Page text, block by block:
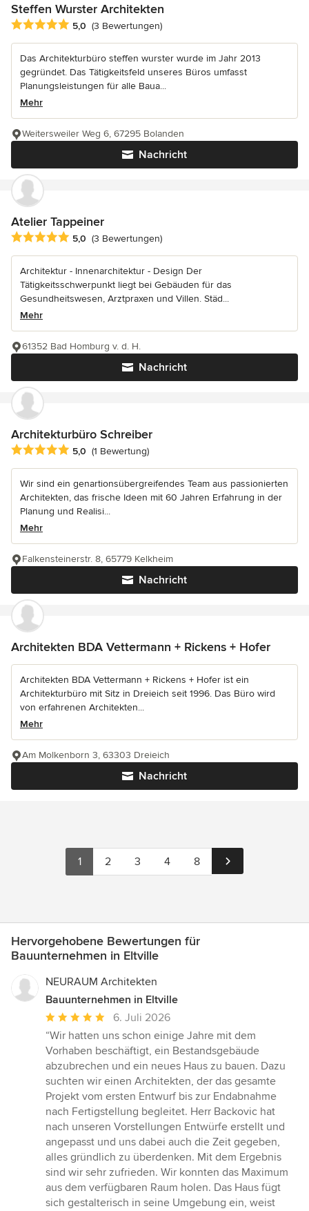
Steffen Wurster Architekten
Durchschnittliche Bewertung: 5 von 5 Sternen
5,0 (3 Bewertungen)
Das Architekturbüro steffen wurster wurde im Jahr 2013
gegründet. Das Tätigkeitsfeld unseres Büros umfasst
Planungsleistungen für alle Baua...
Mehr
Nachricht
Weitersweiler Weg 6, 67295 Bolanden
Atelier Tappeiner
Durchschnittliche Bewertung: 5 von 5 Sternen
5,0 (3 Bewertungen)
Architektur - Innenarchitektur - Design Der
Tätigkeitsschwerpunkt liegt bei Gebäuden für das
Gesundheitswesen, Arztpraxen und Villen. Städ...
Mehr
Nachricht
61352 Bad Homburg v. d. H.
Architekturbüro Schreiber
Durchschnittliche Bewertung: 5 von 5 Sternen
5,0 (1 Bewertung)
Wir sind ein genartionsübergreifendes Team aus passionierten
Architekten, das frische Ideen mit 60 Jahren Erfahrung in der
Planung und Realisi...
Mehr
Nachricht
Falkensteinerstr. 8, 65779 Kelkheim
Architekten BDA Vettermann + Rickens + Hofer
Architekten BDA Vettermann + Rickens + Hofer ist ein
Architekturbüro mit Sitz in Dreieich seit 1996. Das Büro wird
von erfahrenen Architekten...
Mehr
Nachricht
Am Molkenborn 3, 63303 Dreieich
1 2 3 4 8
Hervorgehobene Bewertungen für
Bauunternehmen in Eltville
NEURAUM Architekten
Bauunternehmen in Eltville
Durchschnittliche
Bewertung:
5
von
5
Sternen
6. Juli 2026
“Wir hatten uns schon einige Jahre mit dem
Vorhaben beschäftigt, ein Bestandsgebäude
abzubrechen und ein neues Haus zu bauen. Dazu
suchten wir einen Architekten, der das gesamte
Projekt vom ersten Entwurf bis zur Endabnahme
nach Fertigstellung begleitet. Herr Backovic hat
nach unseren Vorstellungen Entwürfe erstellt und
angepasst und uns dabei auch die Zeit gegeben,
alles gründlich zu überdenken. Mit dem Ergebnis
sind wir sehr zufrieden. Wir konnten das Maximum
aus dem verfügbaren Raum holen. Das Haus fügt
sich gestalterisch in seine Umgebung ein, weist